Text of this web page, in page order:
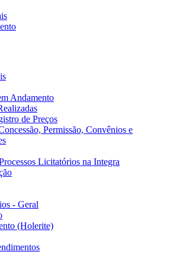
Andamento
de Preços
Permissão, Convênios e
Licitatórios na Integra
- Geral
(Holerite)